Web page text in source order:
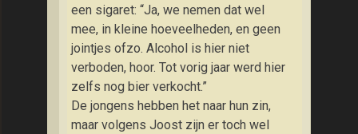
een sigaret: “Ja, we nemen dat wel
mee, in kleine hoeveelheden, en geen
jointjes ofzo. Alcohol is hier niet
verboden, hoor. Tot vorig jaar werd hier
zelfs nog bier verkocht.”
De jongens hebben het naar hun zin,
maar volgens Joost zijn er toch wel